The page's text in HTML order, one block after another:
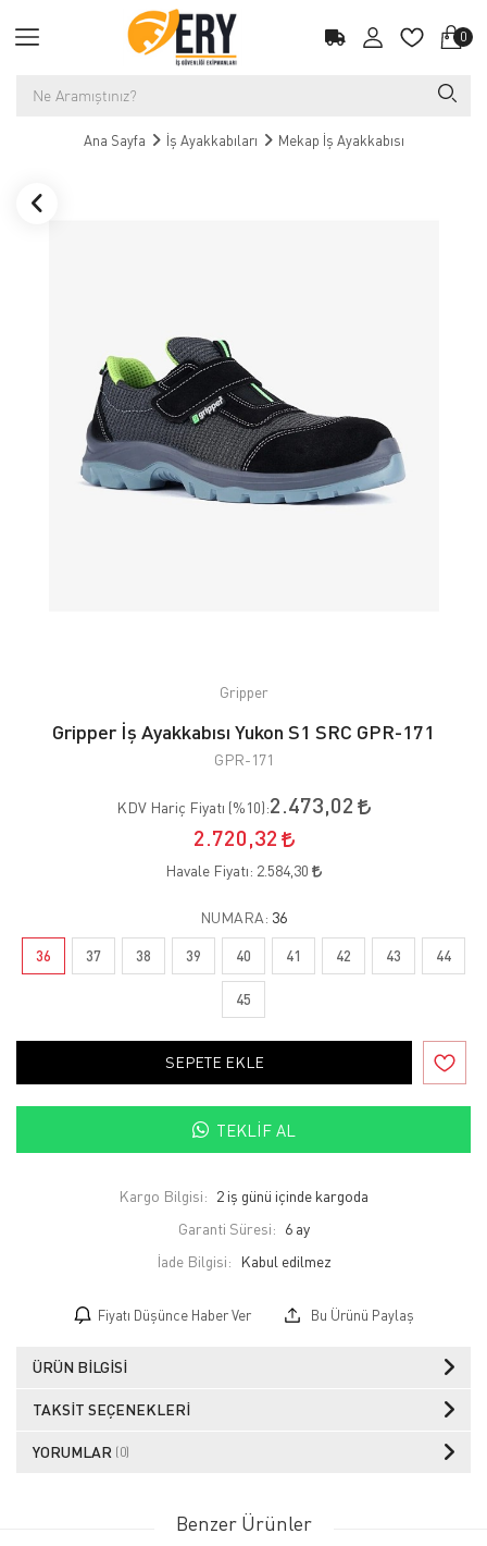
0
Ana Sayfa İş Ayakkabıları Mekap İş Ayakkabısı
Gripper
Gripper İş Ayakkabısı Yukon S1 SRC GPR-171
GPR-171
KDV Hariç Fiyatı (%10):2.473,02
2.720,32
Havale Fiyatı: 2.584,30
NUMARA: 36
36 37 38 39 40 41 42 43 44
45
SEPETE EKLE
TEKLIF AL
Kargo Bilgisi: 2 iş günü içinde kargoda
Garanti Süresi: 6 ay
İade Bilgisi:
Fiyatı Düşünce Haber Ver Bu Ürünü Paylaş
ÜRÜN BILGISI
TAKSIT SEÇENEKLERI
YORUMLAR (0)
Benzer Ürünler